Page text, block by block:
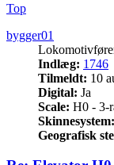
Top
bygger01
Indlæg: 1746
Tilmeldt: 10
Digital: Ja
Scale: H0 - 3-
Skinnesystem:
Geografisk